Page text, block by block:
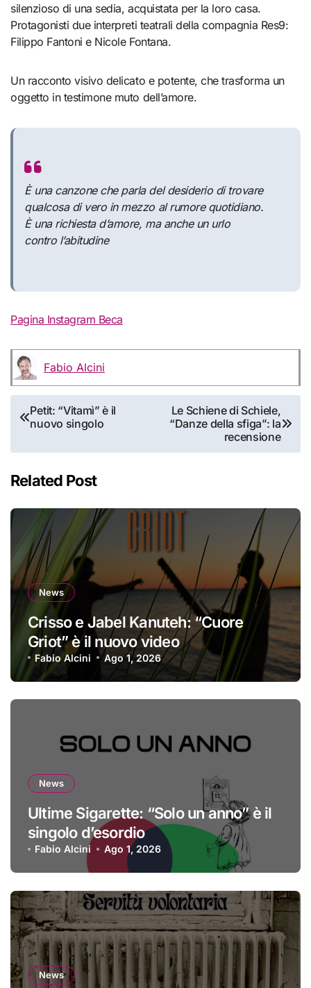
silenzioso di una sedia, acquistata per la loro casa.
Protagonisti due interpreti teatrali della compagnia Res9:
Filippo Fantoni e Nicole Fontana.
Un racconto visivo delicato e potente, che trasforma un
oggetto in testimone muto dell’amore.
È una canzone che parla del desiderio di trovare
qualcosa di vero in mezzo al rumore quotidiano.
È una richiesta d’amore, ma anche un urlo
contro l’abitudine
Pagina Instagram Beca
Fabio Alcini
Navigazione
articoli
Petit: “Vitamì” è il
nuovo singolo
Le Schiene di Schiele,
“Danze della sfiga”: la
recensione
Related Post
News
Crisso e Jabel Kanuteh: “Cuore
Griot” è il nuovo video
Fabio Alcini Ago 1, 2026
News
Ultime Sigarette: “Solo un anno” è il
singolo d’esordio
Fabio Alcini Ago 1, 2026
News